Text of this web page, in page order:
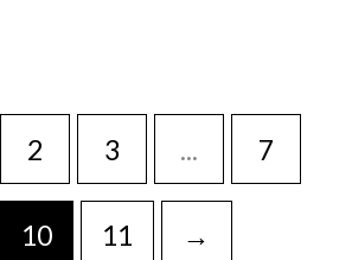
2 3 ... 7
10 11 →